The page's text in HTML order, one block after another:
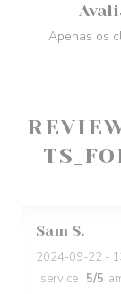
Sam S
2024-09-22 -
service : 5/5
Apenas os